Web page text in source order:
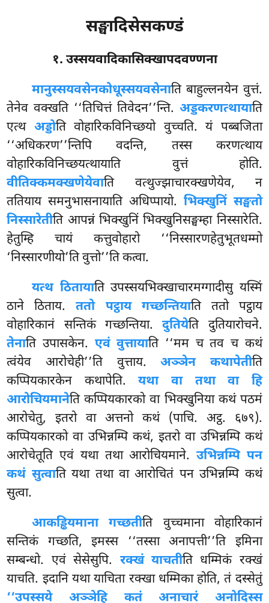
सङ्घादिसेसकण्डं
१. उस्सयवादिकासिक्खापदवण्णना
मानुस्सयवसेनकोधूस्सयवसेनाति बाहुल्लनयेन वुत्तं.
तेनेव वक्खति ‘‘तिचित्तं तिवेदन’’न्ति. अड्डकरणत्थायाति
एत्थ अड्डोति वोहारिकविनिच्छयो वुच्चति. यं पब्बजिता
‘‘अधिकरण’’न्तिपि वदन्ति, तस्स करणत्थाय
वोहारिकविनिच्छयत्थायाति वुत्तं होति.
वीतिक्कमक्खणेयेवाति वत्थुज्झाचारक्खणेयेव, न
ततियाय समनुभासनायाति अधिप्पायो. भिक्खुनिं सङ्घतो
निस्सारेतीति आपन्नं भिक्खुनिं भिक्खुनिसङ्घम्हा निस्सारेति.
हेतुम्हि चायं कत्तुवोहारो ‘‘निस्सारणहेतुभूतधम्मो
‘निस्सारणीयो’ति वुत्तो’’ति कत्वा.
यत्थ ठितायाति उपस्सयभिक्खाचारमग्गादीसु यस्मिं
ठाने ठिताय.ततो पट्ठाय गच्छन्तियाति ततो पट्ठाय
वोहारिकानं सन्तिकं गच्छन्तिया.दुतियेति दुतियारोचने.
तेनाति उपासकेन. एवं वुत्तायाति ‘‘मम च तव च कथं
त्वंयेव आरोचेही’’ति वुत्ताय.अञ्ञेन कथापेतीति
कप्पियकारकेन कथापेति.यथा वा तथा वा हि
आरोचियमानेति कप्पियकारको वा भिक्खुनिया कथं पठमं
आरोचेतु, इतरो वा अत्तनो कथं (पाचि. अट्ठ. ६७९).
कप्पियकारको वा उभिन्नम्पि कथं, इतरो वा उभिन्नम्पि कथं
आरोचेतूति एवं यथा तथा आरोचियमाने.उभिन्नम्पि पन
कथं सुत्वाति यथा तथा वा आरोचितं पन उभिन्नम्पि कथं
सुत्वा.
आकड्ढियमाना गच्छतीति वुच्चमाना वोहारिकानं
सन्तिकं गच्छति, इमस्स ‘‘तस्सा अनापत्ती’’ति इमिना
सम्बन्धो. एवं सेसेसुपि. रक्खं याचतीति धम्मिकं रक्खं
याचति. इदानि यथा याचिता रक्खा धम्मिका होति, तं दस्सेतुं
‘‘उपस्सये अञ्ञेहि कतं अनाचारं अनोदिस्स